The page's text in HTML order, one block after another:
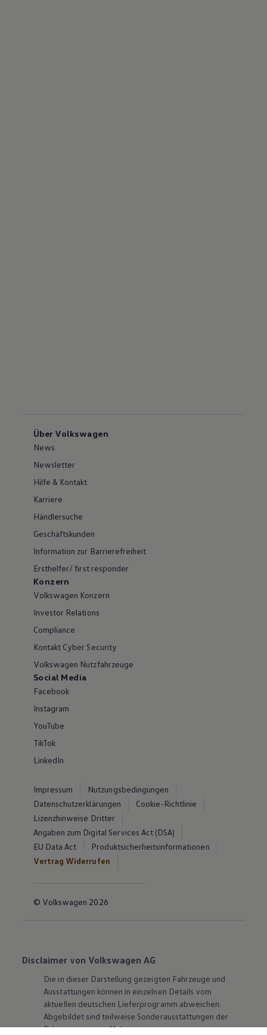
Über Volkswagen
News
Newsletter
Hilfe & Kontakt
Karriere
Händlersuche
Geschäftskunden
Information zur Barrierefreiheit
Ersthelfer/ first responder
Konzern
Volkswagen Konzern
Investor Relations
Compliance
Kontakt Cyber Security
Volkswagen Nutzfahrzeuge
Social Media
Facebook
Instagram
YouTube
TikTok
LinkedIn
Impressum
Nutzungsbedingungen
Datenschutzerklärungen
Cookie-Richtlinie
Lizenzhinweise Dritter
Angaben zum Digital Services Act (DSA)
EU Data Act
Produktsicherheitsinformationen
Vertrag Widerrufen
© Volkswagen 2026
Disclaimer von Volkswagen AG
Die in dieser Darstellung gezeigten Fahrzeuge und
Ausstattungen können in einzelnen Details vom
aktuellen deutschen Lieferprogramm abweichen.
Abgebildet sind teilweise Sonderausstattungen der
Fahrzeuge gegen Mehrpreis.